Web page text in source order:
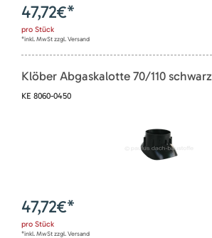
47,72€*
pro Stück
*inkl. MwSt zzgl. Versand
Klöber Abgaskalotte 70/110 schwarz
KE 8060-0450
47,72€*
pro Stück
*inkl. MwSt zzgl. Versand